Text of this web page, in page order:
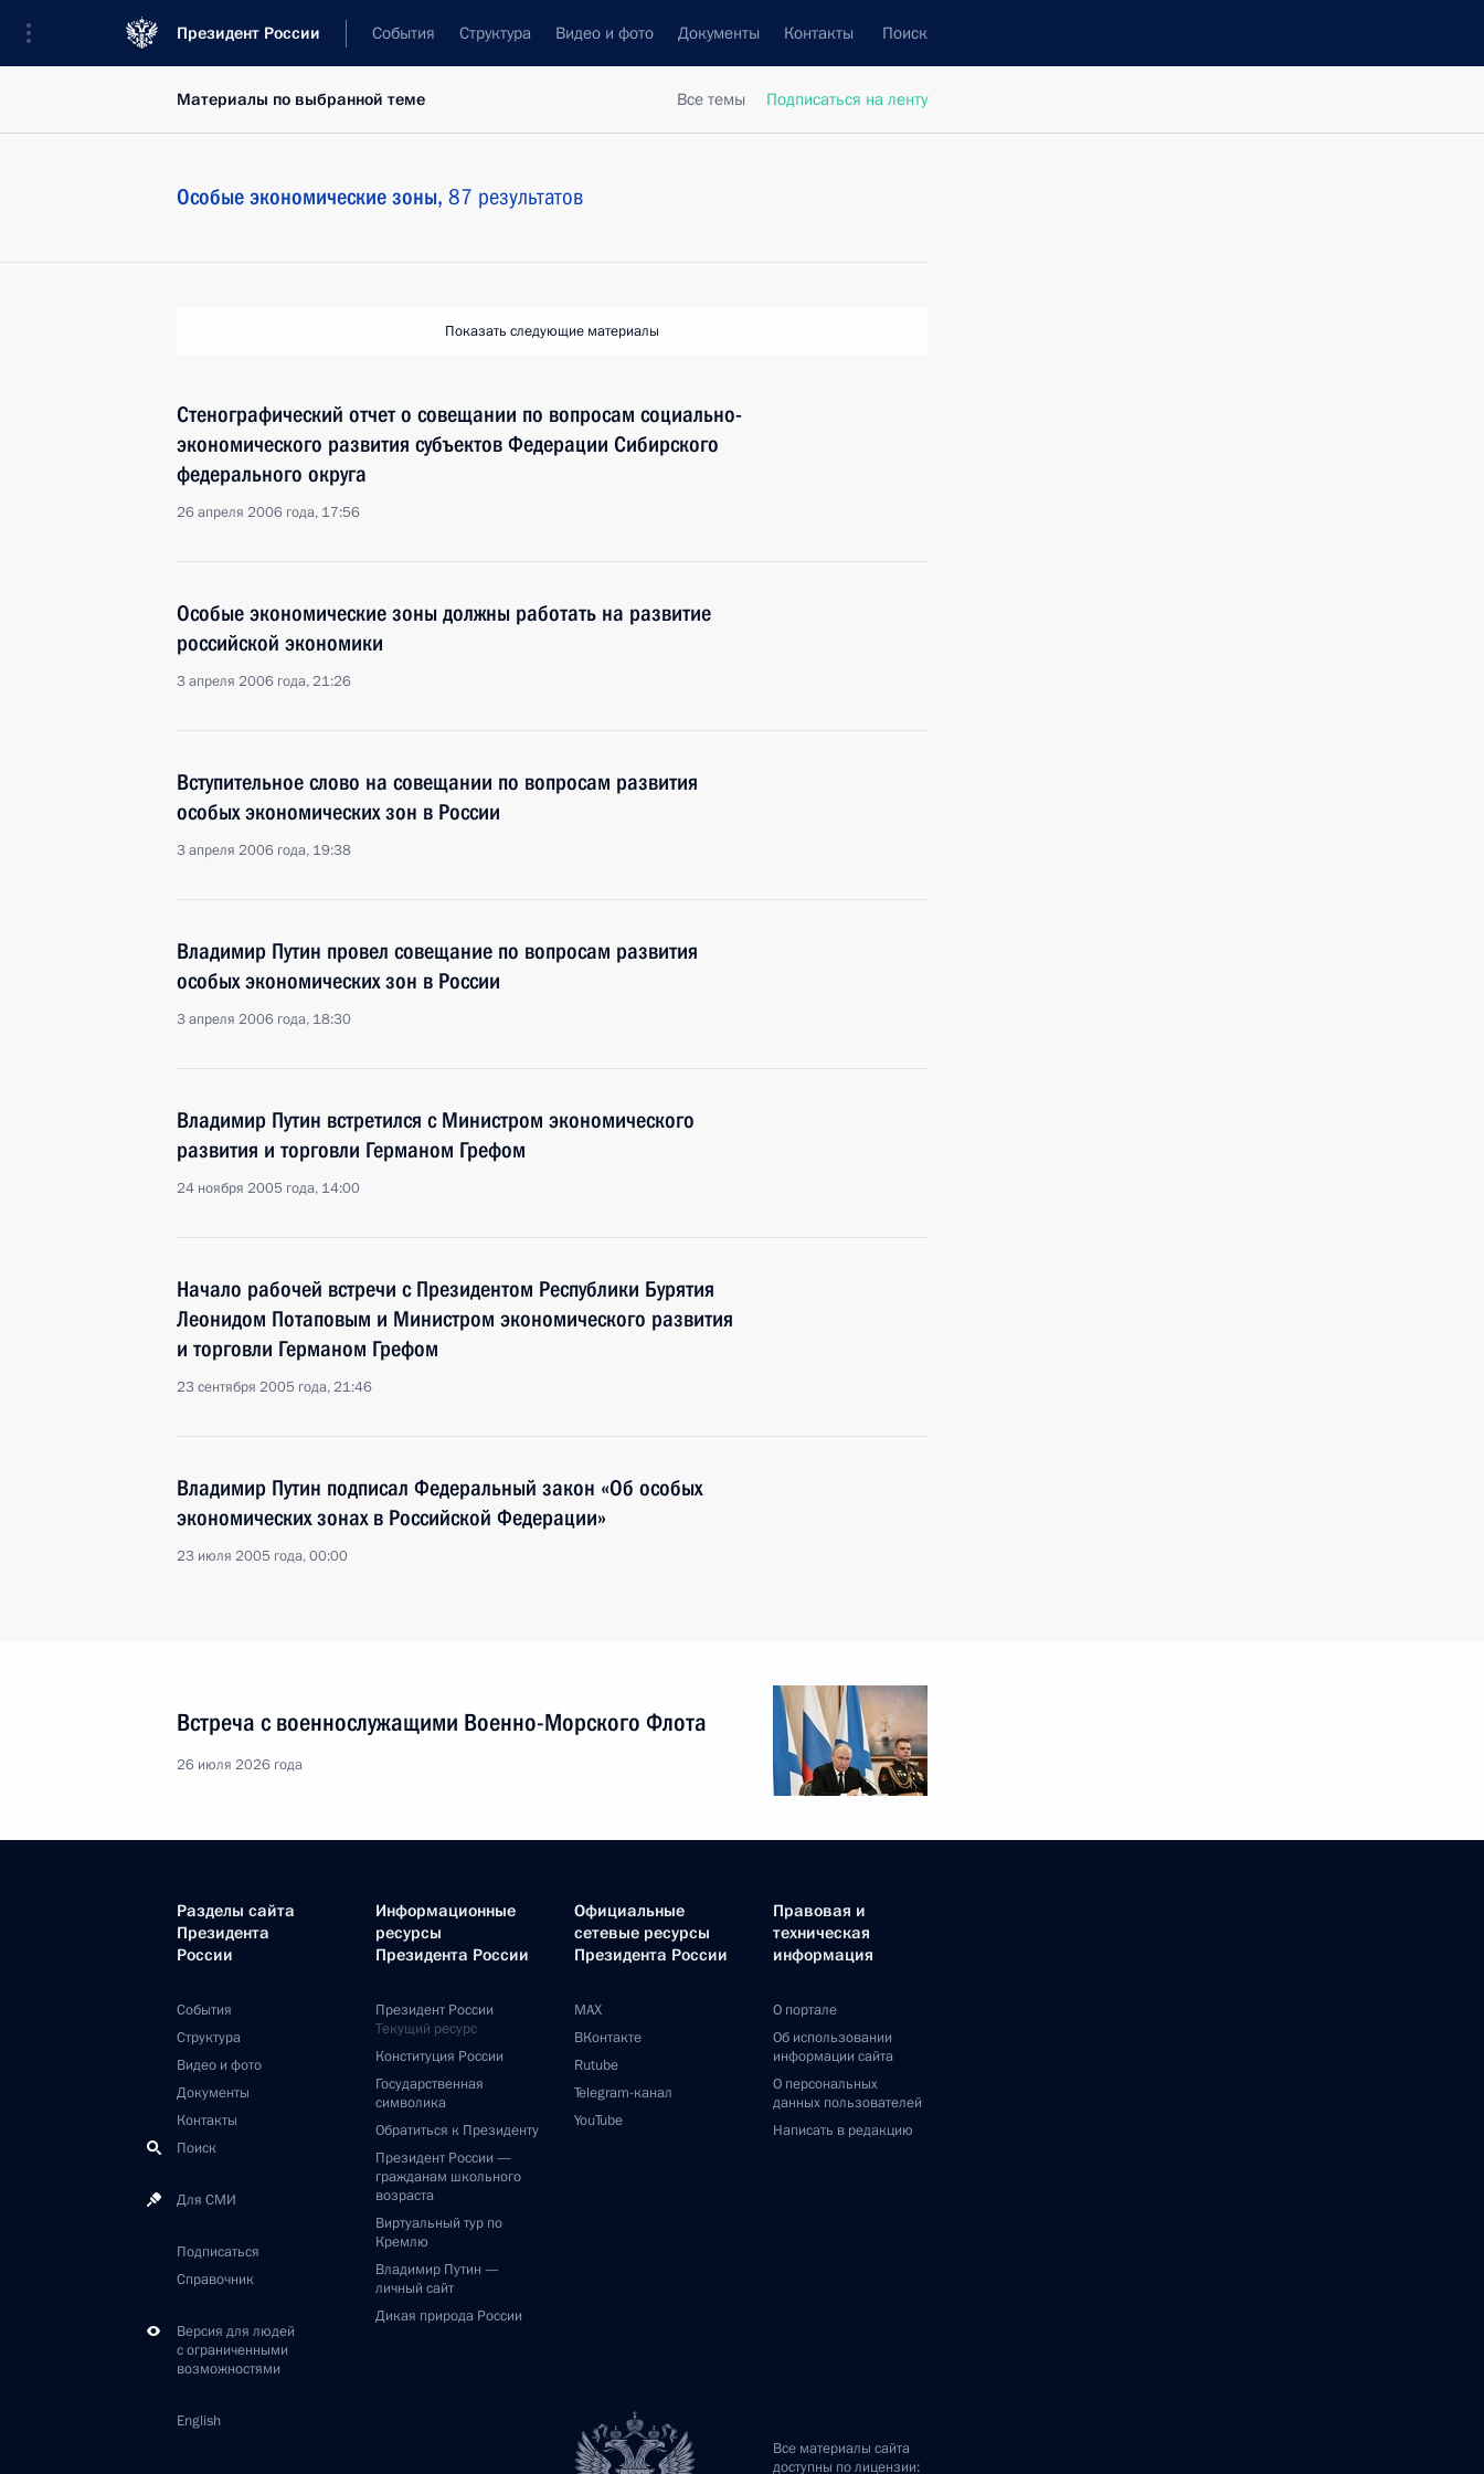
Президент России События Структура Видео и фото Документы Контакты Поиск
Все темы Подписаться на ленту
Материалы по выбранной теме
Особые экономические зоны, 87 результатов
Показать следующие материалы
Стенографический отчет о совещании по вопросам социально-
экономического развития субъектов Федерации Сибирского
федерального округа
26 апреля 2006 года, 17:56
Особые экономические зоны должны работать на развитие
российской экономики
3 апреля 2006 года, 21:26
Вступительное слово на совещании по вопросам развития
особых экономических зон в России
3 апреля 2006 года, 19:38
Владимир Путин провел совещание по вопросам развития
особых экономических зон в России
3 апреля 2006 года, 18:30
Владимир Путин встретился с Министром экономического
развития и торговли Германом Грефом
24 ноября 2005 года, 14:00
Начало рабочей встречи с Президентом Республики Бурятия
Леонидом Потаповым и Министром экономического развития
и торговли Германом Грефом
23 сентября 2005 года, 21:46
Владимир Путин подписал Федеральный закон «Об особых
экономических зонах в Российской Федерации»
23 июля 2005 года, 00:00
Встреча с военнослужащими Военно-Морского Флота
26 июля 2026 года
Разделы сайта
Президента
России
События
Структура
Видео и фото
Документы
Контакты
Поиск
Для СМИ
Подписаться
Справочник
Версия для людей
с ограниченными
возможностями
English
Информационные
ресурсы
Президента России
Президент России
Текущий ресурс
Конституция России
Государственная
символика
Обратиться к Президенту
Президент России —
гражданам школьного
возраста
Виртуальный тур по
Кремлю
Владимир Путин —
личный сайт
Дикая природа России
Официальные
сетевые ресурсы
Президента России
MAX
ВКонтакте
Rutube
Telegram-канал
YouTube
Правовая и
техническая
информация
О портале
Об использовании
информации сайта
О персональных
данных пользователей
Написать в редакцию
Все материалы сайта
доступны по лицензии: